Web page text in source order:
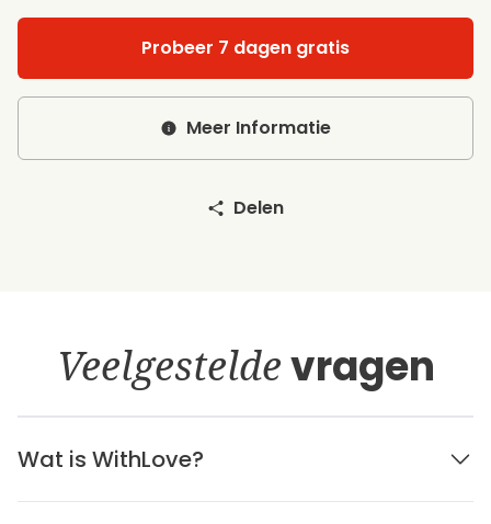
Probeer 7 dagen gratis
Meer Informatie
Delen
Veelgesteldevragen
Wat is WithLove?